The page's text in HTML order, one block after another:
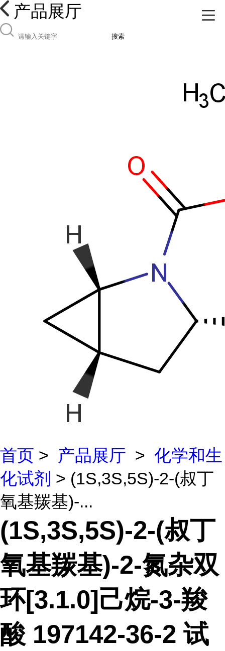
产品展厅
搜索
首页 > 产品展厅 > 化学和生
化试剂 > (1S,3S,5S)-2-(叔丁
氧基羰基)-...
(1S,3S,5S)-2-(叔丁
氧基羰基)-2-氮杂双
环[3.1.0]己烷-3-羧
酸 197142-36-2 试